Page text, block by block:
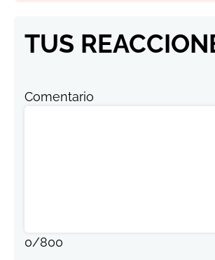
TUS
Comentario
0/800